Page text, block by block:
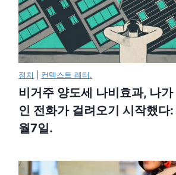
정치 컨텍스트 레터.
비거주 양도세 나비효과, 나
인 전화가 걸려오기 시작했다
월7일.